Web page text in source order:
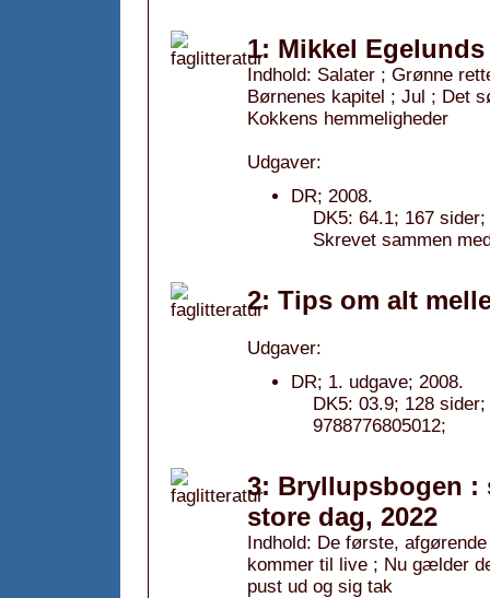
1: Mikkel Egelunds
Indhold: Salater ; Grønne
Børnenes kapitel ; Jul ; Det
Kokkens hemmeligheder
Udgaver:
DR; 2008.
DK5: 64.1; 167
Skrevet sammen
2: Tips om alt
Udgaver:
DR; 1. udgave; 2008.
DK5: 03.9; 128
9788776805012;
3: Bryllupsbogen :
store dag, 2022
Indhold: De første,
kommer til live ; Nu gælder
pust ud og sig tak